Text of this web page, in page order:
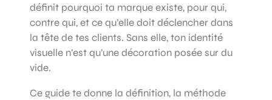
définit pourquoi ta marque existe, pour qui,
contre qui, et ce qu’elle doit déclencher dans
la tête de tes clients. Sans elle, ton identité
visuelle n’est qu’une décoration posée sur du
vide.
Ce guide te donne la définition, la méthode